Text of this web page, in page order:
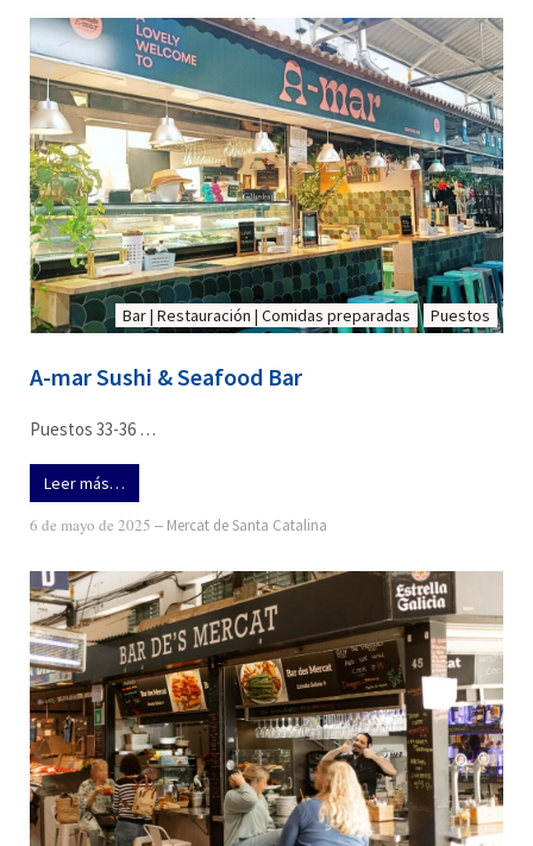
Bar | Restauración | Comidas preparadas Puestos
A-mar Sushi & Seafood Bar
Puestos 33-36 …
Leer más…
6 de mayo de 2025 ‒ Mercat de Santa Catalina